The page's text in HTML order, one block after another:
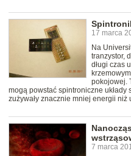
17 marca
Na
tranzystor,
długi czas
pokojowej.
mogą powstać spintroniczne układy
zużywały znacznie mniej energii niż
7 marca